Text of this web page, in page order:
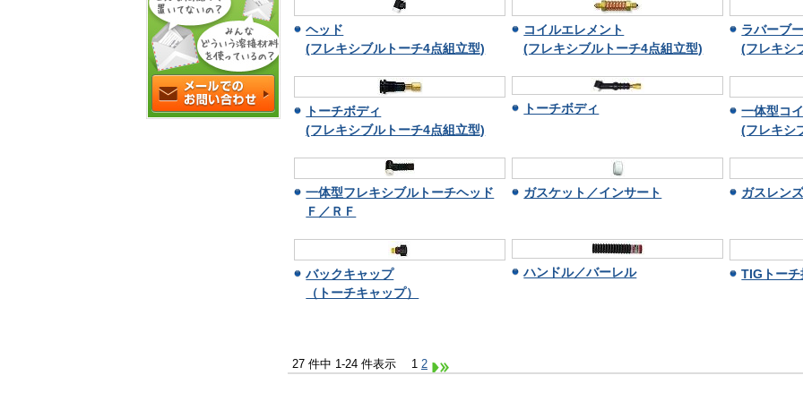
ヘッド
(フレキシブルトーチ4点組立型)
コイルエレメント
(フレキシブルトーチ4点組立型)
ラバーブ
(フレキシ
トーチボディ
(フレキシブルトーチ4点組立型)
トーチボディ
一体型コ
(フレキシ
一体型フレキシブルトーチヘッド
Ｆ／ＲＦ
ガスケット／インサート ガスレン
バックキャップ
（トーチキャップ）
ハンドル／バーレル TIGトー
27 件中 1-24 件表示 1 2